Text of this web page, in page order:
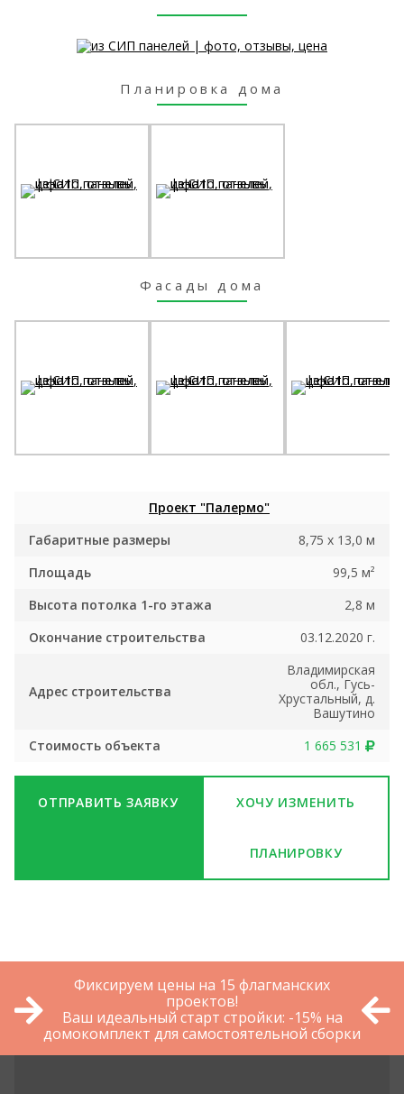
Планировка дома
Фасады дома
Проект "Палермо"
Габаритные размеры
8,75 х 13,0 м
Площадь
99,5 м²
Высота потолка 1-го этажа
2,8 м
Окончание строительства
03.12.2020 г.
Адрес строительства
Владимирская
обл., Гусь-
Хрустальный, д.
Вашутино
Стоимость объекта
1 665 531
ХОЧУ ИЗМЕНИТЬ
ПЛАНИРОВКУ
ОТПРАВИТЬ ЗАЯВКУ
Фиксируем цены на 15 флагманских
проектов!
Ваш идеальный старт стройки: -15% на
домокомплект для самостоятельной сборки